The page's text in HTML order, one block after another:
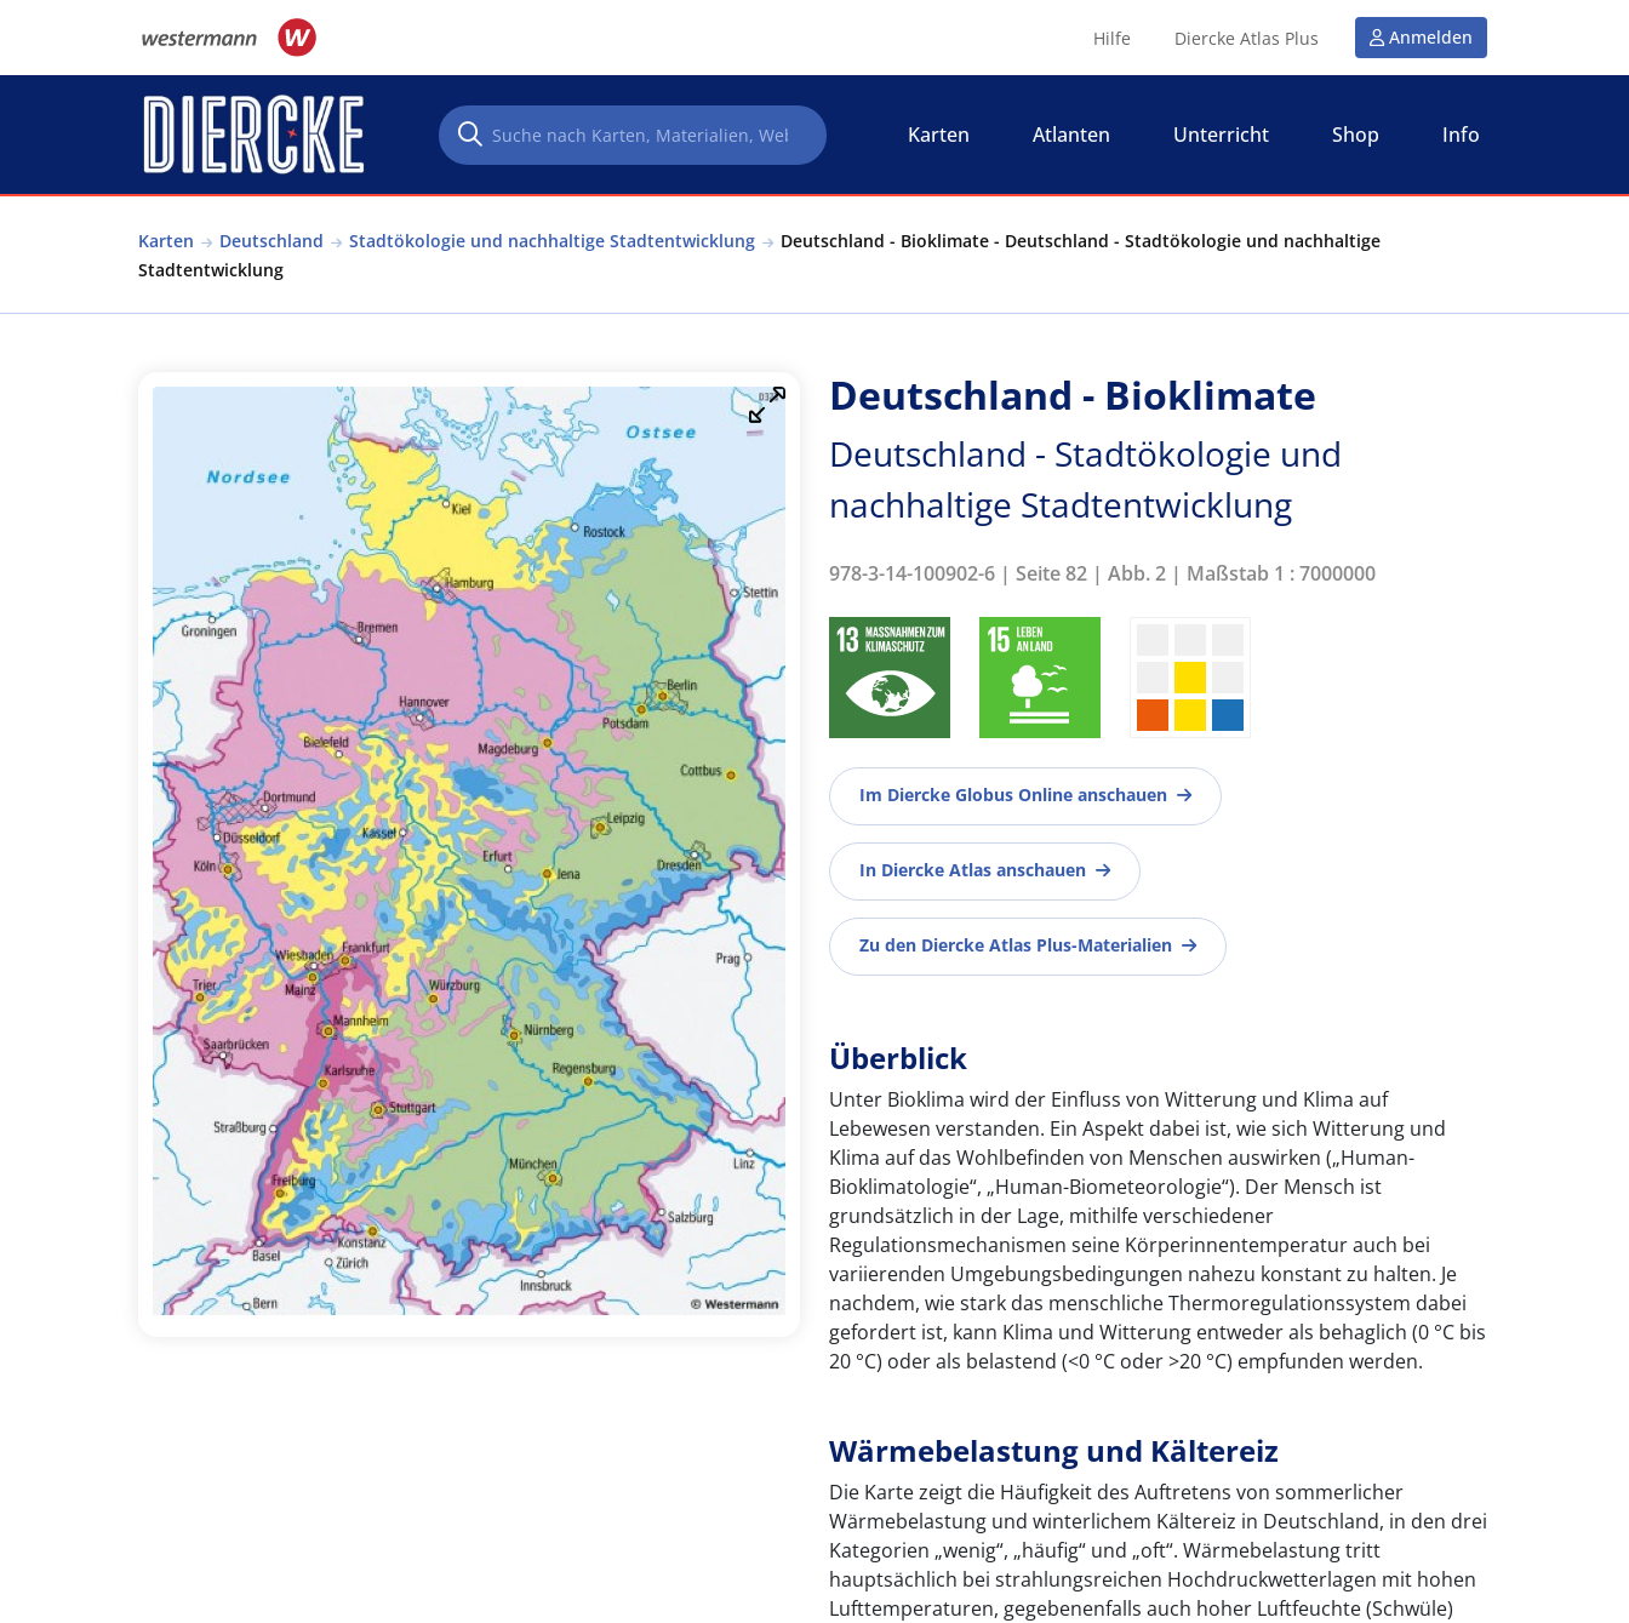
Hilfe Diercke Atlas Plus Anmelden
Karten Atlanten Unterricht Shop Info
Karten Deutschland Stadtökologie und nachhaltige Stadtentwicklung
Deutschland - Bioklimate - Deutschland - Stadtökologie und nachhaltige
Stadtentwicklung
Deutschland - Bioklimate
Deutschland - Stadtökologie und
nachhaltige Stadtentwicklung
978-3-14-100902-6 | Seite 82 | Abb. 2 | Maßstab 1 : 7000000
Im Diercke Globus Online anschauen
In Diercke Atlas anschauen
Zu den Diercke Atlas Plus-Materialien
Überblick
Unter Bioklima wird der Einfluss von Witterung und Klima auf
Lebewesen verstanden. Ein Aspekt dabei ist, wie sich Witterung und
Klima auf das Wohlbefinden von Menschen auswirken („Human-
Bioklimatologie“, „Human-Biometeorologie“). Der Mensch ist
grundsätzlich in der Lage, mithilfe verschiedener
Regulationsmechanismen seine Körperinnentemperatur auch bei
variierenden Umgebungsbedingungen nahezu konstant zu halten. Je
nachdem, wie stark das menschliche Thermoregulationssystem dabei
gefordert ist, kann Klima und Witterung entweder als behaglich (0 °C bis
20 °C) oder als belastend (<0 °C oder >20 °C) empfunden werden.
Wärmebelastung und Kältereiz
Die Karte zeigt die Häufigkeit des Auftretens von sommerlicher
Wärmebelastung und winterlichem Kältereiz in Deutschland, in den drei
Kategorien „wenig“, „häufig“ und „oft“. Wärmebelastung tritt
hauptsächlich bei strahlungsreichen Hochdruckwetterlagen mit hohen
Lufttemperaturen, gegebenenfalls auch hoher Luftfeuchte (Schwüle)